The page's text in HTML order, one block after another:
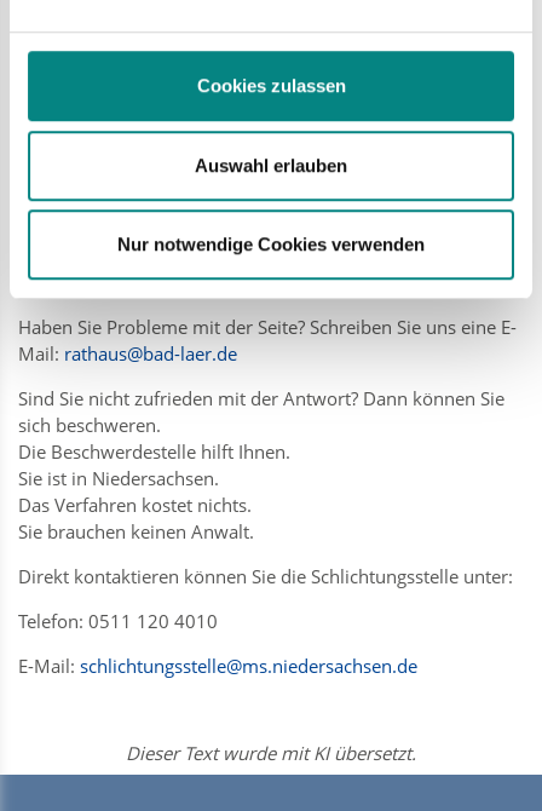
Cookies zulassen
Auswahl erlauben
Nur notwendige Cookies verwenden
Sie soll prüfen, ob alles barriere-frei ist.
Damit sie ihre Arbeit aufnehmen kann, muss der
Staatsvertrag noch durch die Länder ratifiziert werden.
Angaben zur Marktüberwachungsbehörde automatisch in
die Barrierefreiheitserklärung übernommen.
Feedback und Ansprechpartner
Haben Sie Probleme mit der Seite? Schreiben Sie uns eine E-
Mail: rathaus@bad-laer.de
Sind Sie nicht zufrieden mit der Antwort? Dann können Sie
sich beschweren.
Die Beschwerdestelle hilft Ihnen.
Sie ist in Niedersachsen.
Das Verfahren kostet nichts.
Sie brauchen keinen Anwalt.
Direkt kontaktieren können Sie die Schlichtungsstelle unter:
Telefon: 0511 120 4010
E-Mail: schlichtungsstelle@ms.niedersachsen.de
Dieser Text wurde mit KI übersetzt.